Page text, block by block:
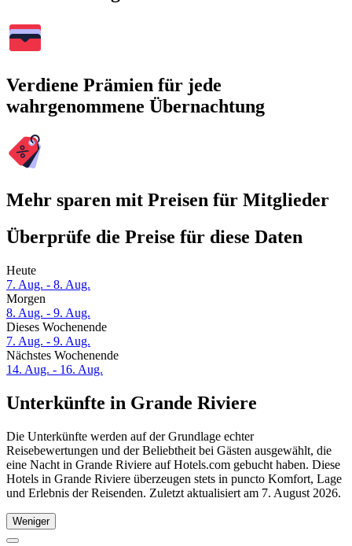
Verdiene Prämien für jede
wahrgenommene Übernachtung
Mehr sparen mit Preisen für Mitglieder
Überprüfe die Preise für diese Daten
Heute
7. Aug. - 8. Aug.
Morgen
8. Aug. - 9. Aug.
Dieses Wochenende
7. Aug. - 9. Aug.
Nächstes Wochenende
14. Aug. - 16. Aug.
Unterkünfte in Grande Riviere
Die Unterkünfte werden auf der Grundlage echter
Reisebewertungen und der Beliebtheit bei Gästen ausgewählt, die
eine Nacht in Grande Riviere auf Hotels.com gebucht haben. Diese
Hotels in Grande Riviere überzeugen stets in puncto Komfort, Lage
und Erlebnis der Reisenden. Zuletzt aktualisiert am 7. August 2026.
Weniger